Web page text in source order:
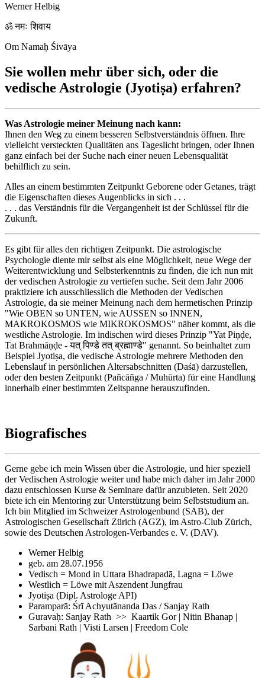
Werner Helbig
ॐ नमः शिवाय
Om Namaḥ Śivāya
Sie wollen mehr über sich, oder die
vedische Astrologie (Jyotiṣa) erfahren?
Was Astrologie meiner Meinung nach kann:
Ihnen den Weg zu einem besseren Selbstverständnis öffnen. Ihre
vielleicht versteckten Qualitäten ans Tageslicht bringen, oder Ihnen
ganz einfach bei der Suche nach einer neuen Lebensqualität
behilflich zu sein.
Alles an einem bestimmten Zeitpunkt Geborene oder Getanes, trägt
die Eigenschaften dieses Augenblicks in sich . . .
. . . das Verständnis für die Vergangenheit ist der Schlüssel für die
Zukunft.
Es gibt für alles den richtigen Zeitpunkt. Die astrologische
Psychologie diente mir selbst als eine Möglichkeit, neue Wege der
Weiterentwicklung und Selbsterkenntnis zu finden, die ich nun mit
der vedischen Astrologie zu vertiefen suche. Seit dem Jahr 2006
praktiziere ich ausschliesslich die Methoden der Vedischen
Astrologie, da sie meiner Meinung nach dem hermetischen Prinzip
"Wie OBEN so UNTEN, wie AUSSEN so INNEN,
MAKROKOSMOS wie MIKROKOSMOS" näher kommt, als die
westliche Astrologie. Im indischen wird dieses Prinzip "Yat Piṇḍe,
Tat Brahmāṇḍe - यत् पिण्डे तत् ब्रह्माण्डे" genannt. So beinhaltet zum
Beispiel Jyotiṣa, die vedische Astrologie mehrere Methoden den
Lebenslauf in persönlichen Altersabschnitten (Daśā) darzustellen,
oder den besten Zeitpunkt (Pañcāñga / Muhūrta) für eine Handlung
innerhalb einer bestimmten Zeitspanne herauszufinden.
Biografisches
Gerne gebe ich mein Wissen über die Astrologie, und hier speziell
der Vedischen Astrologie weiter und habe mich daher im Jahr 2000
dazu entschlossen Kurse & Seminare dafür anzubieten. Seit 2020
biete ich ein Mentoring zur Unterstützung beim Selbststudium an.
Ich bin Mitglied im Schweizer Astrologenbund (SAB), der
Astrologischen Gesellschaft Zürich (AGZ), im Astro-Club Zürich,
sowie des Deutschen Astrologen-Verbandes e. V. (DAV).
Werner Helbig
geb. am 28.07.1956
Vedisch = Mond in Uttara Bhadrapadā, Lagna = Löwe
Westlich = Löwe mit Aszendent Jungfrau
Jyotiṣa (Dipl. Astrologe API)
Paramparā: Śrī Achyutānanda Das / Sanjay Rath
Guravaḥ: Sanjay Rath >> Kaartik Gor | Nitin Bhanap |
Sarbani Rath | Visti Larsen | Freedom Cole